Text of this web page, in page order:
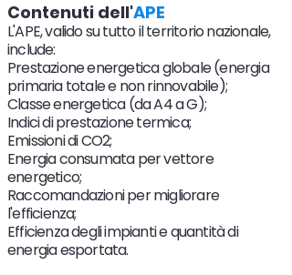
Contenuti dell'APE
L'APE, valido su tutto il territorio nazionale,
include:
Prestazione energetica globale (energia
primaria totale e non rinnovabile);
Classe energetica (da A4 a G);
Indici di prestazione termica;
Emissioni di CO2;
Energia consumata per vettore
energetico;
Raccomandazioni per migliorare
l'efficienza;
Efficienza degli impianti e quantità di
energia esportata.